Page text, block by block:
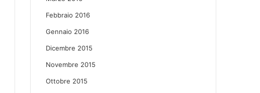
Febbraio 2016
Gennaio 2016
Dicembre 2015
Novembre 2015
Ottobre 2015